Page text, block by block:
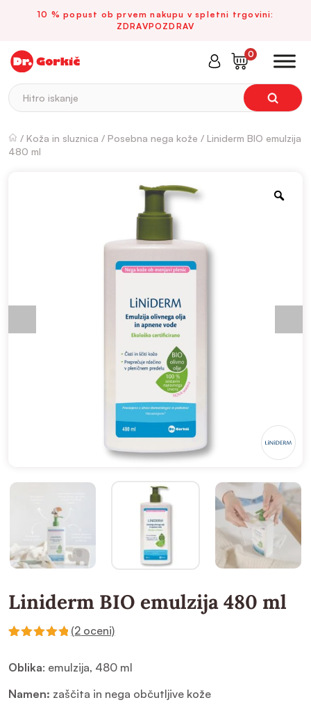
10 % popust ob prvem nakupu v spletni trgovini:
ZDRAVPOZDRAV
Hitro iskanje
0
/ Koža in sluznica / Posebna nega kože / Liniderm BIO emulzija
480 ml
Liniderm BIO emulzija 480 ml
na podlagi
strank
(2 oceni)
Oblika: emulzija, 480 ml
Namen: zaščita in nega občutljive kože